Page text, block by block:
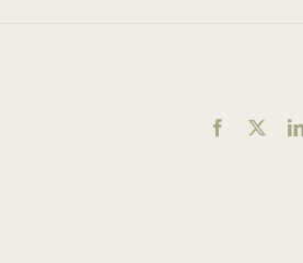
Facebook